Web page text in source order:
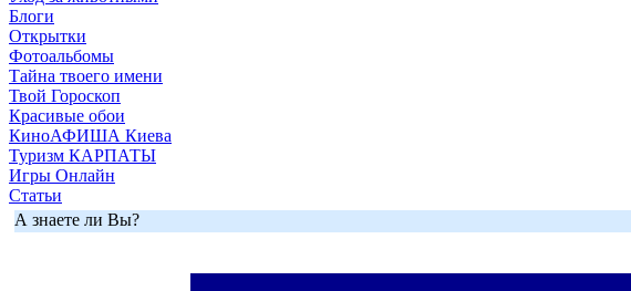
Блоги
Открытки
Фотоальбомы
Тайна твоего имени
Твой Гороскоп
Красивые обои
КиноАФИША Киева
Туризм КАРПАТЫ
Игры Онлайн
Статьи
А знаете ли Вы?